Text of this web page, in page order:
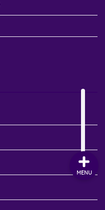
MENU